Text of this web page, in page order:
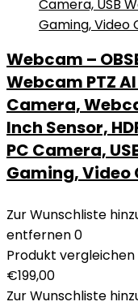
Webcam –
Webcam PTZ
Camera,
Inch Sensor,
PC Camera,
Gaming, Video
Zur Wunschliste
entfernen0
Produkt vergleichen
€199,00
Zur Wunschliste